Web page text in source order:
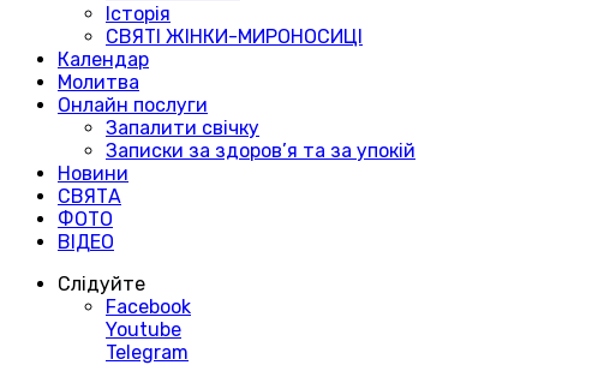
Історія
СВЯТІ ЖІНКИ-МИРОНОСИЦІ
Календар
Молитва
Онлайн послуги
Запалити свічку
Записки за здоров’я та за упокій
Новини
СВЯТА
ФОТО
ВІДЕО
Слідуйте
Facebook
Youtube
Telegram